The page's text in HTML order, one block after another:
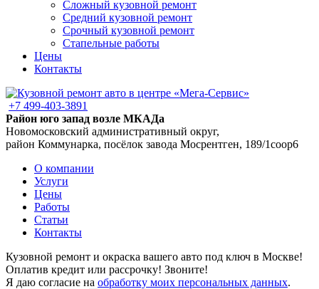
Сложный кузовной ремонт
Средний кузовной ремонт
Срочный кузовной ремонт
Стапельные работы
Цены
Контакты
+7 499-403-3891
Район юго запад возле МКАДа
Новомосковский административный округ,
район Коммунарка, посёлок завода Мосрентген, 189/1соор6
О компании
Услуги
Цены
Работы
Статьи
Контакты
Кузовной ремонт и окраска вашего авто под ключ в Москве!
Оплатив кредит или рассрочку! Звоните!
Я даю согласие на обработку моих персональных данных.